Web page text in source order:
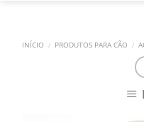
INÍCIO / PRODUTOS PARA CÃO /